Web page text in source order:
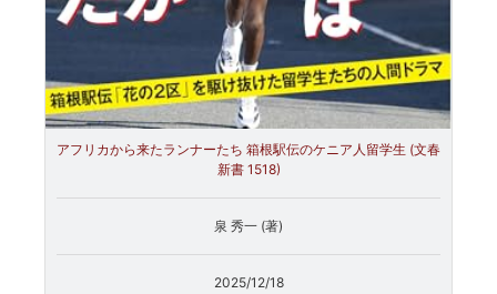
アフリカから来たランナーたち 箱根駅伝のケニア人留学生 (文春
新書 1518)
泉 秀一 (著)
2025/12/18